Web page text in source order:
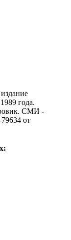
года.
CМИ -
от